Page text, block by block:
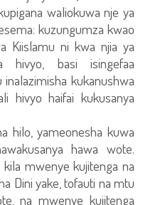
waliokuwa nje ya
kuzungumza kwao
Kiislamu ni kwa njia ya
hivyo, basi isingefaa
kukanushwa
hivyo haifai kukusanya
hilo, yameonesha kuwa
hawa wote.
mwenye kujitenga na
Dini yake, tofauti na mtu
na mwenye kujitenga